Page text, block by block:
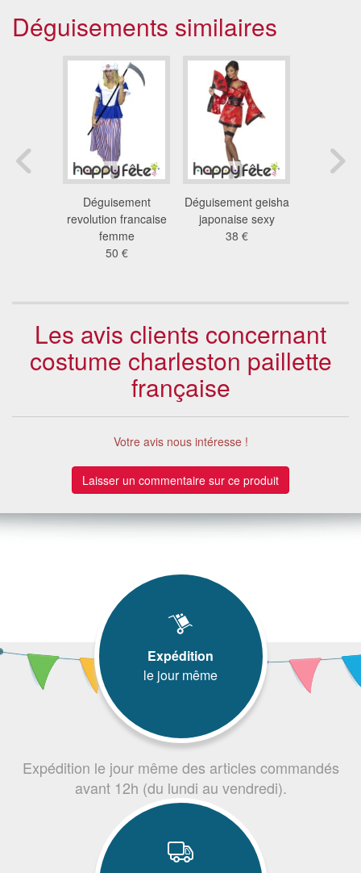
Déguisements similaires
Déguisement
revolution francaise
femme
50 €
Déguisement geisha
japonaise sexy
38 €
Les avis clients concernant
costume charleston paillette
française
Votre avis nous intéresse !
Laisser un commentaire sur ce produit
Expédition
le jour même
Expédition le jour même des articles commandés
avant 12h (du lundi au vendredi).